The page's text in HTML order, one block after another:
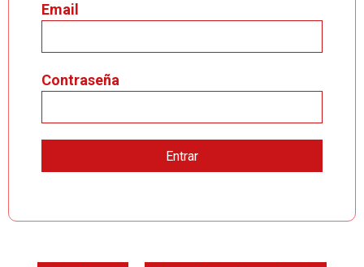
Email
Contraseña